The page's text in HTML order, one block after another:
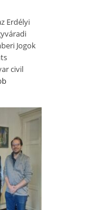
Erdélyi
Jogok
civil